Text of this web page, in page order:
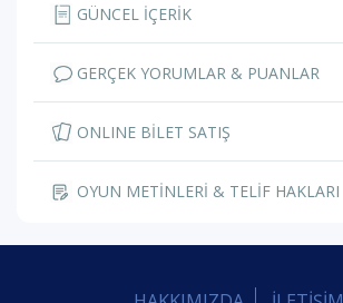
GÜNCEL İÇERİK
GERÇEK YORUMLAR & PUANLAR
ONLINE BİLET SATIŞ
OYUN METİNLERİ & TELİF HAKLARI